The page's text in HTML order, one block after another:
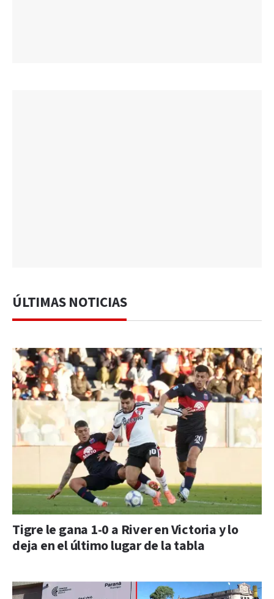
ÚLTIMAS NOTICIAS
Tigre le gana 1-0 a River en Victoria y lo
deja en el último lugar de la tabla